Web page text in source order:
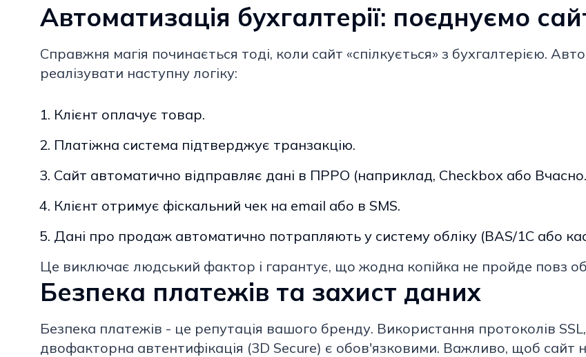
Автоматизація бухгалтерії: поєднуємо
Справжня магія починається тоді, коли сайт «спілкується» з бухгалтерією.
реалізувати наступну логіку:
Клієнт оплачує товар.
Платіжна система підтверджує транзакцію.
Сайт автоматично відправляє дані в ПРРО (наприклад, Checkbox або
Клієнт отримує фіскальний чек на email або в SMS.
Дані про продаж автоматично потрапляють у систему обліку (BAS/1C або
Це виключає людський фактор і гарантує, що жодна копійка не пройде повз
Безпека платежів та захист даних
Безпека платежів - це репутація вашого бренду. Використання протоколів SSL,
двофакторна автентифікація (3D Secure) є обов'язковими. Важливо, щоб сайт